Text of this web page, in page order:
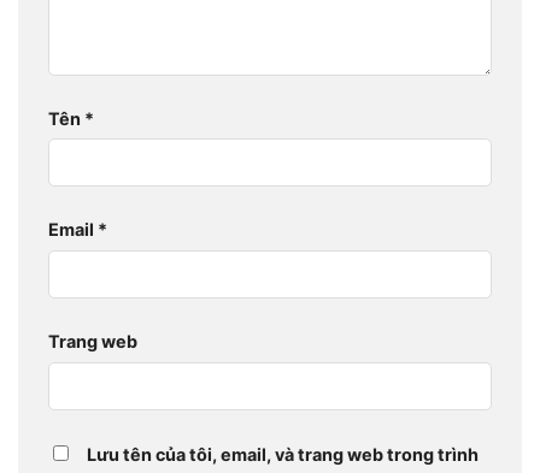
Tên *
Email *
Trang web
Lưu tên của tôi, email, và trang web trong trình